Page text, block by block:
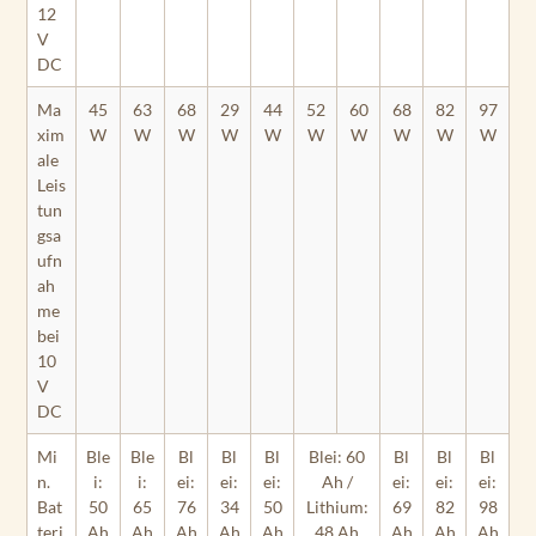
12
V
DC
Ma
xim
ale
Leis
tun
gsa
ufn
ah
me
bei
10
V
DC
45
W
63
W
68
W
29
W
44
W
52
W
60
W
68
W
82
W
97
W
Mi
n.
Bat
teri
Ble
i:
50
Ah
Ble
i:
65
Ah
Bl
ei:
76
Ah
Bl
ei:
34
Ah
Bl
ei:
50
Ah
Blei: 60
Ah /
Lithium:
48 Ah
Bl
ei:
69
Ah
Bl
ei:
82
Ah
Bl
ei:
98
Ah